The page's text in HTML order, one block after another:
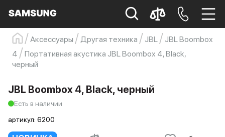
Samsung Смартфон s23
s23 ultra
Galaxy S22
Аксессуары Другая техника JBL
JBL Boombox
4
Портативная акустика JBL Boombox 4, Black,
черный
JBL Boombox 4, Black, черный
Есть в наличии
артикул: 6200